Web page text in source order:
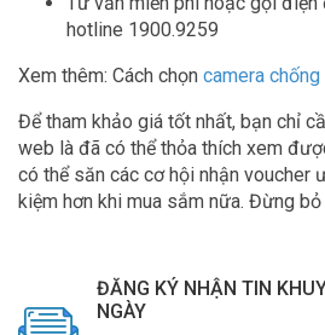
hotline 1900.9259
Xem thêm: Cách chọn camera
Để tham khảo giá tốt nhất, bạn chỉ
web là đã có thể thỏa thích xem
có thể săn các cơ hội nhận voucher
kiệm hơn khi mua sắm nữa. Đừng
ĐĂNG KÝ NHẬN TIN
NGÀY